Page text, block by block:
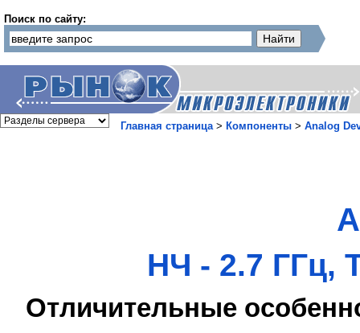
Поиск по сайту:
Главная страница> Компоненты > Analog
НЧ - 2.7 ГГц,
Отличительные